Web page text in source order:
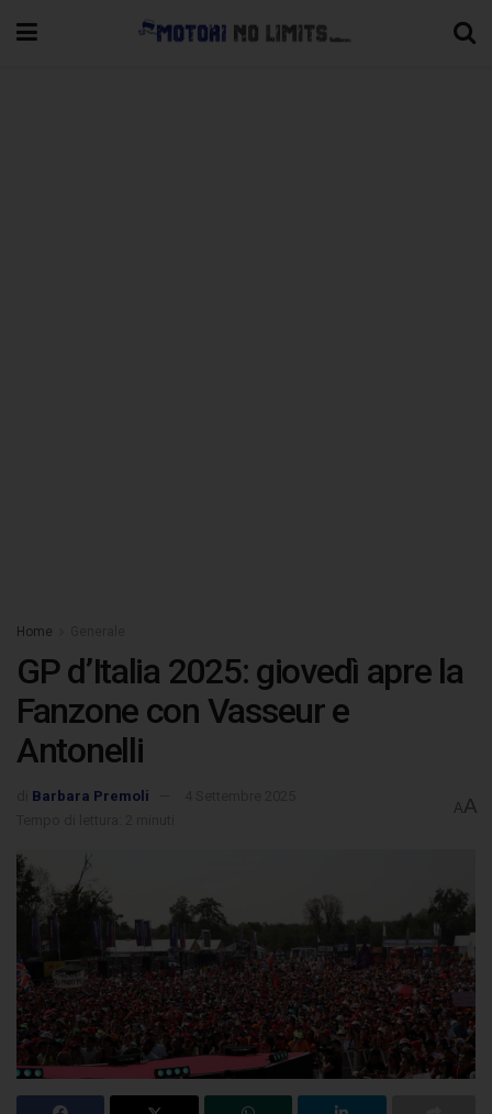
Home
GP d’Italia 2025: giovedì apre la
Fanzone con Vasseur e
Antonelli
Barbara Premoli
AA